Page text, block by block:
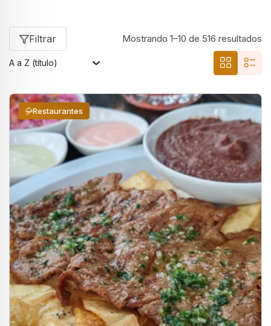
Filtrar Mostrando 1–10 de 516 resultados
Restaurantes